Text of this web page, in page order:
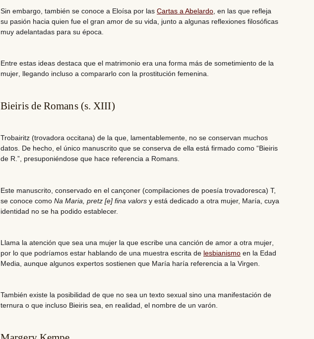
Sin embargo, también se conoce a Eloísa por las Cartas a Abelardo , en las que refleja
su pasión hacia quien fue el gran amor de su vida , junto a algunas reflexiones filosóficas
muy adelantadas para su época.
Entre estas ideas destaca que el matrimonio era una forma más de sometimiento de la
mujer , llegando incluso a compararlo con la prostitución femenina
Bieiris de Romans (s. XIII)
Trobairitz (trovadora occitana) de la que, lamentablemente, no se conservan muchos
datos. De hecho, el único manuscrito que se conserva de ella está firmado como “Bieiris
de R.”, presuponiéndose que hace referencia a Romans.
Este manuscrito, conservado en el cançoner (compilaciones de poesía trovadoresca) T,
se conoce como Na Maria, pretz [e] fina valors y está dedicado a otra mujer, María, cuya
identidad no se ha podido establecer.
Llama la atención que sea una mujer la que escribe una canción de amor a otra mujer
por lo que podríamos estar hablando de una muestra escrita de lesbianismo en la Edad
Media, aunque algunos expertos sostienen que María haría referencia a la Virgen.
También existe la posibilidad de que no sea un texto sexual sino una manifestación de
ternura o que incluso Bieiris sea, en realidad, el nombre de un varón.